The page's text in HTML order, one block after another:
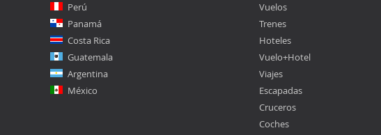
Perú
Panamá
Costa Rica
Guatemala
Argentina
México
Vuelos
Trenes
Hoteles
Vuelo+Hotel
Viajes
Escapadas
Cruceros
Coches